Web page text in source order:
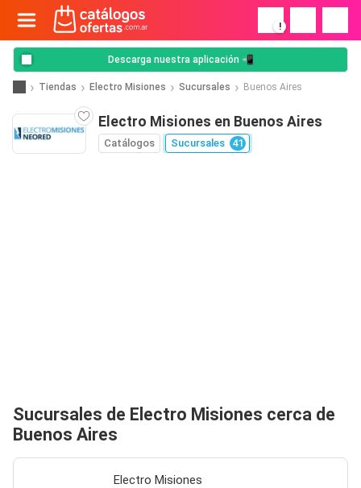
!
Descarga nuestra aplicación 📲
Tiendas Electro Misiones Sucursales Buenos Aires
Electro Misiones en Buenos Aires
Catálogos Sucursales 41
Sucursales de Electro Misiones cerca de
Buenos Aires
Electro Misiones